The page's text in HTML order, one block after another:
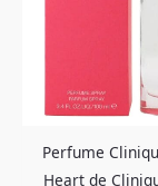
Perfume
Heart de